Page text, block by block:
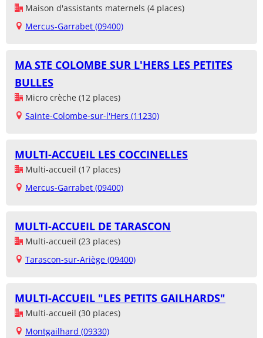
Maison d'assistants maternels (4 places)
Mercus-Garrabet (09400)
MA STE COLOMBE SUR L'HERS LES PETITES
BULLES
Micro crèche (12 places)
Sainte-Colombe-sur-l'Hers (11230)
MULTI-ACCUEIL LES COCCINELLES
Multi-accueil (17 places)
Mercus-Garrabet (09400)
MULTI-ACCUEIL DE TARASCON
Multi-accueil (23 places)
Tarascon-sur-Ariège (09400)
MULTI-ACCUEIL "LES PETITS GAILHARDS"
Multi-accueil (30 places)
Montgailhard (09330)